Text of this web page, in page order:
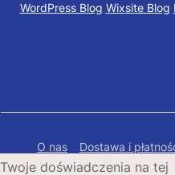
WordPress Blog Wixsite Blog
O nas Dostawa i
Polityka
Twoje doświadczenia na tej